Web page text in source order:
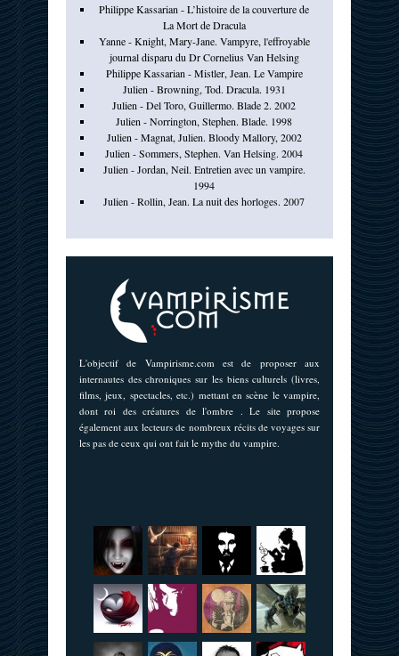
Philippe Kassarian - L’histoire de la couverture de
La Mort de Dracula
Yanne - Knight, Mary-Jane. Vampyre, l'effroyable
journal disparu du Dr Cornelius Van Helsing
Philippe Kassarian - Mistler, Jean. Le Vampire
Julien - Browning, Tod. Dracula. 1931
Julien - Del Toro, Guillermo. Blade 2. 2002
Julien - Norrington, Stephen. Blade. 1998
Julien - Magnat, Julien. Bloody Mallory, 2002
Julien - Sommers, Stephen. Van Helsing. 2004
Julien - Jordan, Neil. Entretien avec un vampire.
1994
Julien - Rollin, Jean. La nuit des horloges. 2007
L'objectif de Vampirisme.com est de proposer aux
internautes des chroniques sur les biens culturels (livres,
films, jeux, spectacles, etc.) mettant en scène le vampire,
dont roi des créatures de l'ombre . Le site propose
également aux lecteurs de nombreux récits de voyages sur
les pas de ceux qui ont fait le mythe du vampire.